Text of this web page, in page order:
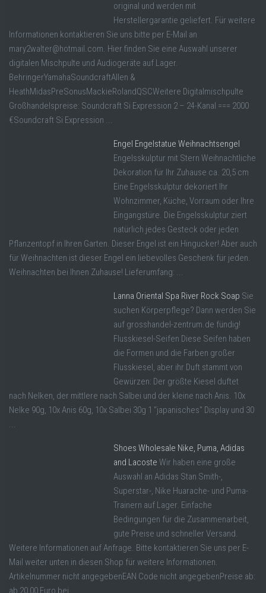
original und werden mit
Herstellergarantie geliefert. Für weitere
Informationen kontaktieren Sie uns bitte per E-Mail an
mary2walter@hotmail.com. Hier finden Sie eine Auswahl unserer
digitalen Mischpulte und Audiogeräte auf Lager.
BehringerYamahaSoundcraftAllen &
HeathMidasPreSonusMackieRolandQSCWeitere Digitalmischpulte
Großhandelspreise: Soundcraft Si Expression 2 – 24-Kanal === 2000
€Soundcraft Si Expression ...
Engel Engelstatue Weihnachtsengel
Engelsskulptur mit Stern Weihnachtliche
Dekoration für Ihr Zuhause ca. 20,5 cm
Eine Engelsskulptur dekoriert Ihr
Wohnzimmer, Küche, Vorraum oder Ihre
Eingangstüre. Die Engelsskulptur ziert
natürlich jedes Gesteck oder jeden
Pflanzentopf in Ihren Garten. Dieser Engel ist ein Hingucker! Aber auch
für Weihnachten ist dieser Engel ein liebevolles Geschenk für jeden.
Weihnachten bei Ihnen Zuhause! Lieferumfang: ...
Lanna Oriental Spa River Rock Soap Sie
suchen Körperpflege? Dann werden Sie
auf grosshandel-zentrum.de fündig!
Flusskiesel-Seifen Diese Seifen haben
die Formen und die Farben großer
Flusskiesel, aber ihr Duft stammt von
Gewürzen: Der größte Kiesel duftet
nach Nelken, der mittlere nach Salbei und der kleine nach Anis. 10x
Nelke 90g, 10x Anis 60g, 10x Salbei 30g 1 "japanisches" Display und 30
...
Shoes Wholesale Nike, Puma, Adidas
and Lacoste Wir haben eine große
Auswahl an Adidas Stan Smith-,
Superstar-, Nike Huarache- und Puma-
Trainern auf Lager. Einfache
Bedingungen für die Zusammenarbeit,
gute Preise und schneller Versand.
Weitere Informationen auf Anfrage. Bitte kontaktieren Sie uns per E-
Mail weiter unten in diesen Shop für weitere Informationen.
Artikelnummer nicht angegebenEAN Code nicht angegebenPreise ab:
ab 20,00 Euro bei ...